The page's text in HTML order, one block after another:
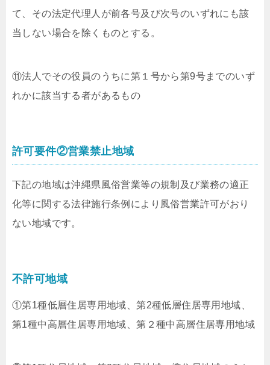
て、その法定代理人が前各号及び次号のいずれにも該
当しない場合を除くものとする。
⑪法人でその役員のうちに第１号から第9号までのいず
れかに該当する者があるもの
許可要件②営業禁止地域
下記の地域は沖縄県風俗営業等の規制及び業務の適正
化等に関する法律施行条例により風俗営業許可がおり
ない地域です。
不許可地域
①第1種低層住居専用地域、第2種低層住居専用地域、
第1種中高層住居専用地域、第２種中高層住居専用地域